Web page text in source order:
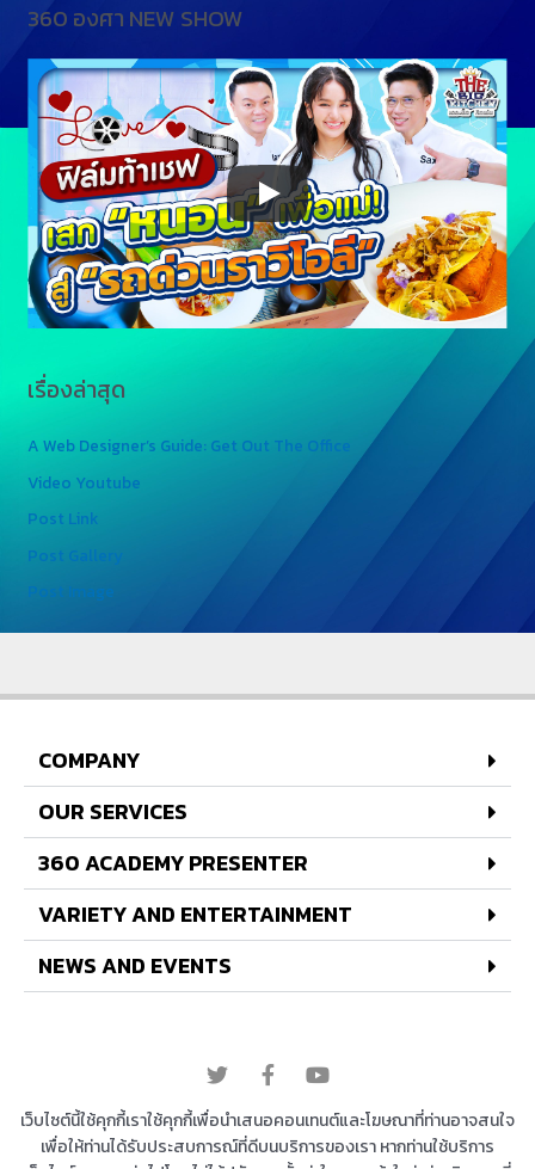
เว็บไซต์นี้ใช้คุกกี้เราใช้คุกกี้เพื่อนำเสนอคอนเทนต์และโฆษณาที่ท่านอาจสนใจ
เพื่อให้ท่านได้รับประสบการณ์ที่ดีบนบริการของเรา หากท่านใช้บริการ
360 องศา NEW SHOW
เรื่องล่าสุด
A Web Designer’s Guide: Get Out The Office
Video Youtube
Post Link
Post Gallery
Post Image
COMPANY
OUR SERVICES
360 ACADEMY PRESENTER
VARIETY AND ENTERTAINMENT
NEWS AND EVENTS
© 2022 All rights reserved